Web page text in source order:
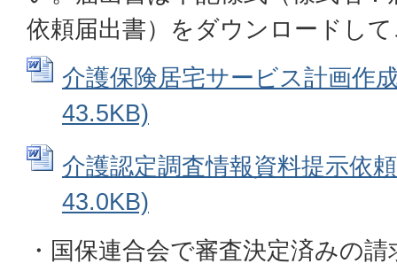
依頼届出書）をダウンロードし
介護保険居宅サービス計画作
43.5KB)
介護認定調査情報資料提示依
43.0KB)
・国保連合会で審査決定済みの